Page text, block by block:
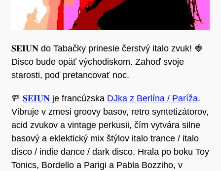
𝐒𝐄𝐈𝐔𝐍 do Tabačky prinesie čerstvý italo zvuk! 🍓
Disco bude opäť východiskom. Zahoď svoje
starosti, poď pretancovať noc.
🚥 𝐒𝐄𝐈𝐔𝐍 je francúzska DJka z Berlína / Paríža.
Vibruje v zmesi groovy basov, retro syntetizátorov,
acid zvukov a vintage perkusii, čím vytvára silne
basový a eklektický mix štýlov italo trance / italo
disco / indie dance / dark disco. Hrala po boku Toy
Tonics, Bordello a Parigi a Pabla Bozziho, v